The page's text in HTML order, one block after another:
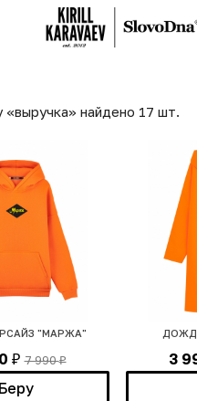
«выручка» найдено 17 шт.
"МАРЖА"
₽ 7 990₽
Беру
3